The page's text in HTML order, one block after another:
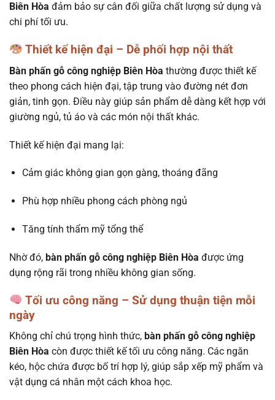
Biên Hòa đảm bảo sự cân đối giữa chất lượng sử dụng và
chi phí tối ưu.
Thiết kế hiện đại – Dễ phối hợp nội thất
Bàn phấn gỗ công nghiệp Biên Hòa thường được thiết kế
theo phong cách hiện đại, tập trung vào đường nét đơn
giản, tinh gọn. Điều này giúp sản phẩm dễ dàng kết hợp với
giường ngủ, tủ áo và các món nội thất khác.
Thiết kế hiện đại mang lại:
Cảm giác không gian gọn gàng, thoáng đãng
Phù hợp nhiều phong cách phòng ngủ
Tăng tính thẩm mỹ tổng thể
Nhờ đó, bàn phấn gỗ công nghiệp Biên Hòa được ứng
dụng rộng rãi trong nhiều không gian sống.
Tối ưu công năng – Sử dụng thuận tiện mỗi
ngày
Không chỉ chú trọng hình thức, bàn phấn gỗ công nghiệp
Biên Hòa còn được thiết kế tối ưu công năng. Các ngăn
kéo, hộc chứa được bố trí hợp lý, giúp sắp xếp mỹ phẩm và
vật dụng cá nhân một cách khoa học.